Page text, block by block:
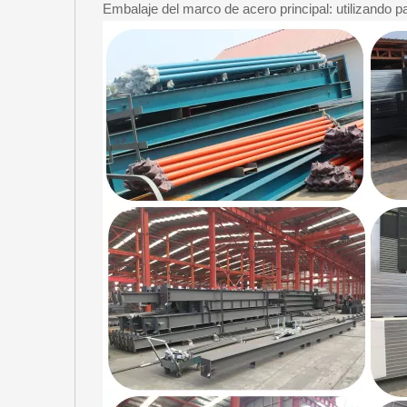
Embalaje del marco de acero principal: utilizando